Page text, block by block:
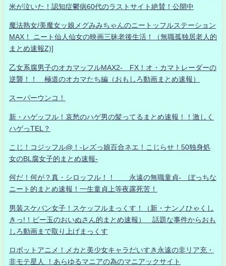
米が泣いた！認知症鬱病60代のラストサイト絶賛！公開中
魔法熟女/美魔女ッ娘メグみみちゃんのニートッフルステーション
MAX！ ニート仙人仙女の映画三昧老後生活！（無職孤独居老人的
まとめ速報Z)]
乙女系腐男子のオカマッフルMAX2- FX！オ・カマトレーダーの
逆襲！！ 極道のオカマたち編（おもしろ動画まとめ速報）
スーパーウンコ！
新・ハゲッフル！哀愁のハゲ男の髪ってるまとめ速報！！激しく
ハゲっTEL？
こじ！コジッフル@！-レズっ娘百合ネエ！こじらせ！50独身処
女のBL腐女子的まとめ速報-
何だ！何が？真・シロッフル！！ 永遠の無職童貞- ぼっちな
ニート的まとめ速報！一生童貞上等夜露死苦！
男装スケバン女子！スケッフルまっくす！（新・ナンノひゃくし
きっ!！ビー玉のおいぬさん的まとめ速報） 話題な事件からおも
しろ動画まで取り上げまっくす
ロボットアニメ！メカと美少女キャラだいすき永遠の非リア充・
非モテ星人 ！あらゆるマニアの為のマニアックサイト